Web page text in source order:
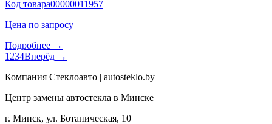
Код товара00000011957
Цена по запросу
Подробнее →
1 234Вперёд →
Компания Стеклоавто | autosteklo.by
Центр замены автостекла в Минске
г. Минск, ул. Ботаническая, 10